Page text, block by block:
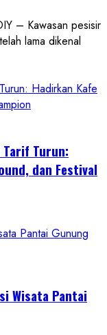
– Kawasan pesisir
lama dikenal
Hadirkan Kafe
Tarif Turun:
dan Festival
Pantai Gunung
Wisata Pantai